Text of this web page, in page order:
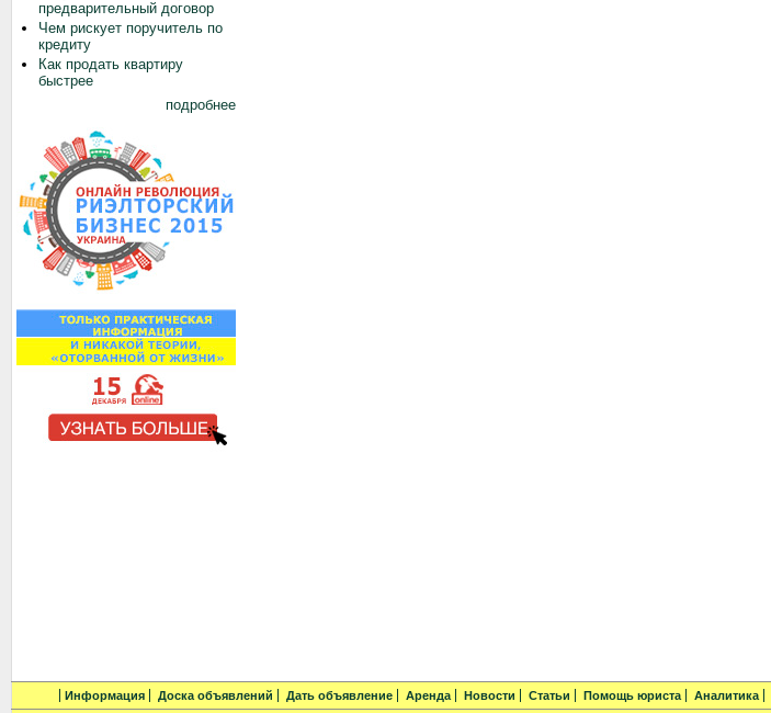
предварительный договор
Чем рискует поручитель по
кредиту
Как продать квартиру
быстрее
подробнее
Информация Доска объявлений Дать объявление Аренда Новости Статьи Помощь юриста Аналитика